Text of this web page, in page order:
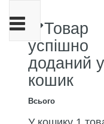
Товар
успішно
доданий у
кошик
Всього
Toggle
navigation